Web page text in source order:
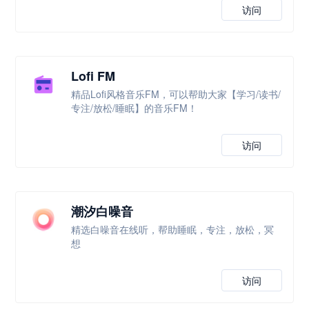
访问
Lofi FM
精品Lofi风格音乐FM，可以帮助大家【学习/读书/
专注/放松/睡眠】的音乐FM！
访问
潮汐白噪音
精选白噪音在线听，帮助睡眠，专注，放松，冥
想
访问